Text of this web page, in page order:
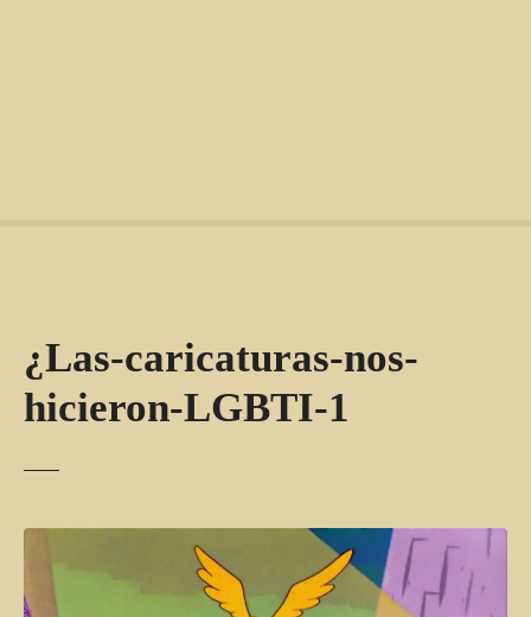
¿Las-caricaturas-nos-
hicieron-LGBTI-1